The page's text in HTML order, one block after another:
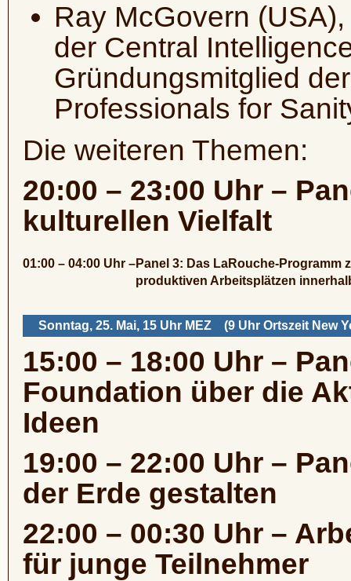
Ray McGovern
der Central
Gründungsmitglied
Professionals for
Die weiteren Themen:
20:00 – 23:00 Uhr –
kulturellen Vielfalt
01:00 – 04:00 Uhr –Panel 3: Das LaRouche-Programm
produktiven Arbeitsplätzen
Sonntag, 25. Mai, 15 Uhr MEZ (9 Uhr Ortszeit New
15:00 – 18:00 Uhr –
Foundation über die
Ideen
19:00 – 22:00 Uhr –
der Erde gestalten
22:00 – 00:30 Uhr –
für junge Teilnehmer